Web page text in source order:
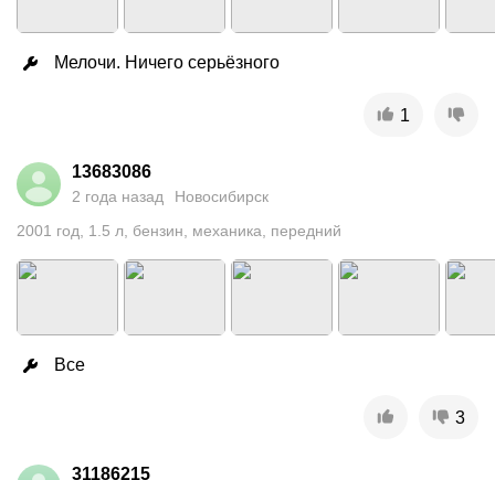
Мелочи. Ничего серьёзного
1
13683086
2 года назад
Новосибирск
2001 год 1.5 л бензин механика передний
Все
3
31186215